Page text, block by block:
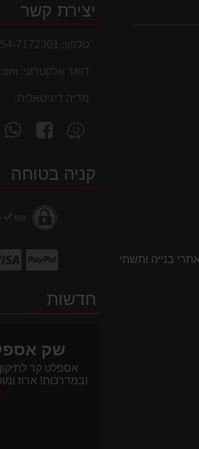
ותשתית 2026
יצירת קשר
טלפון: 7172301
דואר אלקטרוני:
מדיה דיגיטאלית:
מצא
אותנו
Waze
עקוב
אחרינו
קניה בטוחה
חדשות
שק אספלט
אספלט קר
ובמדרכות! ארוז